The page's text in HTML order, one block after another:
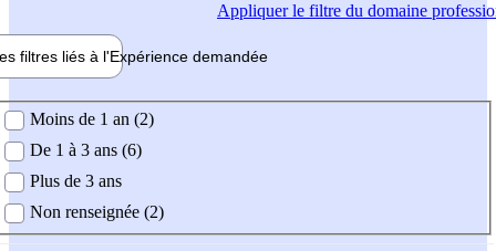
Appliquerle filtre du domaine
filtres liés à l'Expérience demandée
demandée
Moins de 1 an (2)
De 1 à 3 ans (6)
Plus de 3 ans
Non renseignée (2)